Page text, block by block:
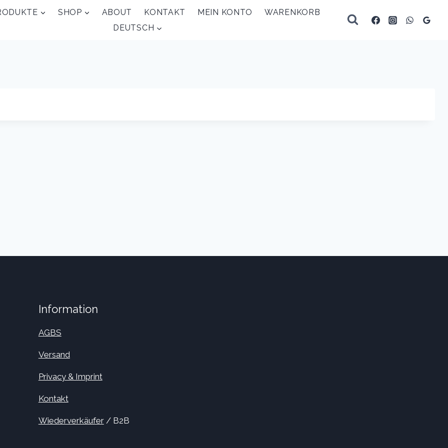
SHOP ABOUT KONTAKT MEIN KONTO
WARENKORB
DEUTSCH
Information
AGBS
Versand
Privacy & Imprint
Kontakt
Wiederverkäufer/ B2B